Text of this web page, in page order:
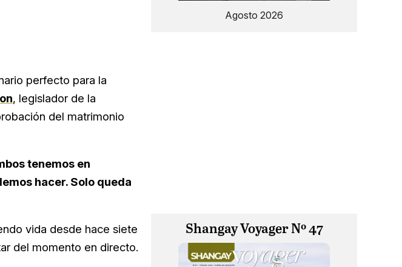
perfecto para la
, legislador de la
del matrimonio
tenemos en
hacer. Solo queda
vida desde hace siete
del momento en directo.
Agosto 2026
Shangay Voyager Nº 47